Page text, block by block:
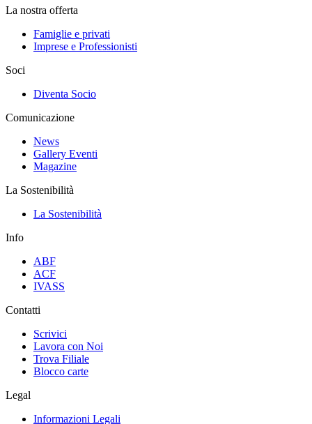
La nostra offerta
Famiglie e privati
Imprese e Professionisti
Soci
Diventa Socio
Comunicazione
News
Gallery Eventi
Magazine
La Sostenibilità
La Sostenibilità
Info
ABF
ACF
IVASS
Contatti
Scrivici
Lavora con Noi
Trova Filiale
Blocco carte
Legal
Informazioni Legali